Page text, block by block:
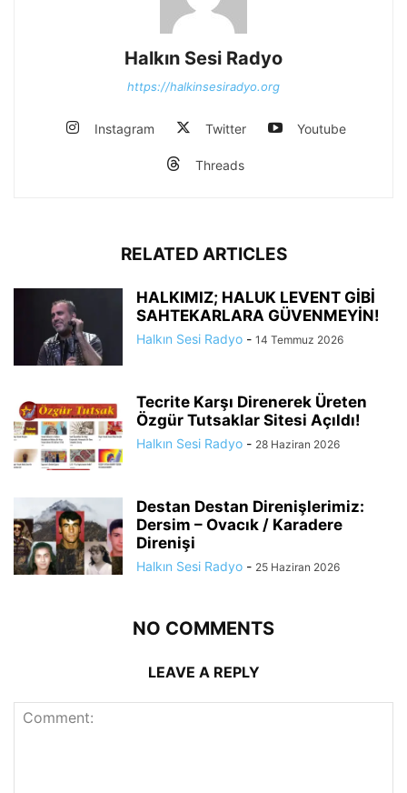
Halkın Sesi Radyo
https://halkinsesiradyo.org
Instagram Twitter Youtube
Threads
RELATED ARTICLES
HALKIMIZ; HALUK LEVENT GİBİ
SAHTEKARLARA GÜVENMEYİN!
Halkın Sesi Radyo - 14 Temmuz 2026
Tecrite Karşı Direnerek Üreten
Özgür Tutsaklar Sitesi Açıldı!
Halkın Sesi Radyo - 28 Haziran 2026
Destan Destan Direnişlerimiz:
Dersim – Ovacık / Karadere
Direnişi
Halkın Sesi Radyo - 25 Haziran 2026
NO COMMENTS
LEAVE A REPLY